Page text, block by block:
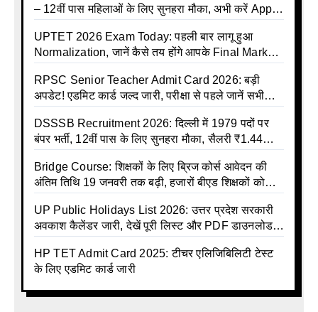
– 12वीं पास महिलाओं के लिए सुनहरा मौका, अभी करें Apply
UPTET 2026 Exam Today: पहली बार लागू हुआ
Normalization, जानें कैसे तय होंगे आपके Final Marks
RPSC Senior Teacher Admit Card 2026: बड़ी
अपडेट! एडमिट कार्ड जल्द जारी, परीक्षा से पहले जानें सभी
DSSSB Recruitment 2026: दिल्ली में 1979 पदों पर
बंपर भर्ती, 12वीं पास के लिए सुनहरा मौका, सैलरी ₹1.44
Bridge Course: शिक्षकों के लिए ब्रिज कोर्स आवेदन की
अंतिम तिथि 19 जनवरी तक बढ़ी, हजारों बीएड शिक्षकों को
UP Public Holidays List 2026: उत्तर प्रदेश सरकारी
अवकाश कैलेंडर जारी, देखें पूरी लिस्ट और PDF डाउनलोड
talika | Sarkari Avkash Talika | Up Holidays List |
Holidays Calendar
HP TET Admit Card 2025: टीचर एलिजिबिलिटी टेस्ट
के लिए एडमिट कार्ड जारी